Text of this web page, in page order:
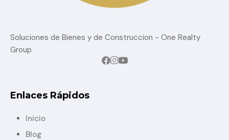
Soluciones de Bienes y de Construccion - One Realty
Group
Enlaces Rápidos
Inicio
Blog